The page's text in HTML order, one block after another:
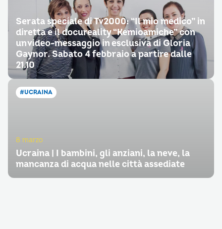
Serata speciale di Tv2000: “Il mio medico” in
diretta e il docureality “Kemioamiche” con
un video-messaggio in esclusiva di Gloria
Gaynor. Sabato 4 febbraio a partire dalle
21.10
#UCRAINA
8 marzo
Ucraina | I bambini, gli anziani, la neve, la
mancanza di acqua nelle città assediate